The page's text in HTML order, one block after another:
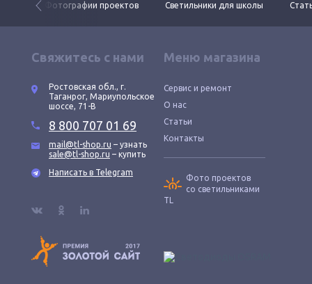
Фотографии проектов Светильники для школы
Свяжитесь с нами
Ростовская обл., г.
Таганрог, Мариупольское
шоссе, 71-В
8 800 707 01 69
mail@tl-shop.ru – узнать
sale@tl-shop.ru – купить
Написать в Telegram
Меню магазина
Сервис и ремонт
О нас
Статьи
Контакты
Фото проектов
со светильниками
TL